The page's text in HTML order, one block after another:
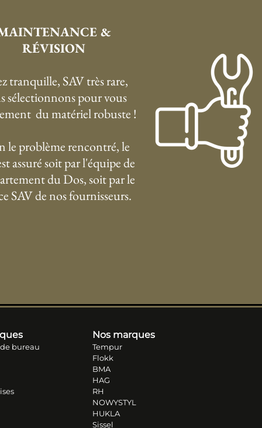
&
RÉVISION
tranquille, SAV très rare,
sélectionnons pour vous
du matériel robuste !
le problème rencontré, le
assuré soit par l'équipe de
du Dos, soit par le
SAV de nos fournisseurs.
bureau
Nos marques
Tempur
Flokk
BMA
HAG
RH
NOWYSTYL
HUKLA
Sissel